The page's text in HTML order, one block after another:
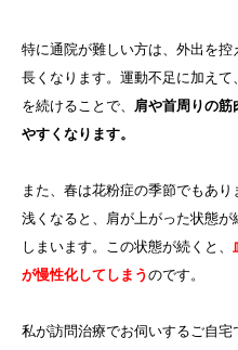
特に通院が難しい方は、外出を
長くなります。運動不足に加え
を続けることで、 肩や首周りの筋
やすくなります。
また、春は花粉症の季節でもあ
浅くなると、肩が上がった状態
しまいます。この状態が続くと、
が慢性化してしまう のです。
私が訪問治療でお伺いするご自